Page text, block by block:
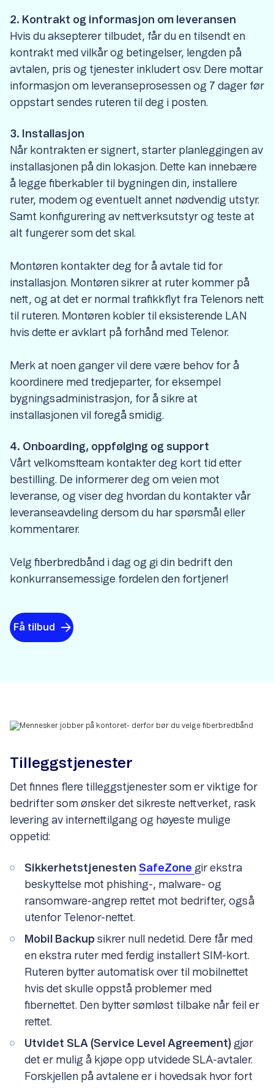
2. Kontrakt og informasjon om leveransen
Hvis du aksepterer tilbudet, får du en tilsendt en
kontrakt med vilkår og betingelser, lengden på
avtalen, pris og tjenester inkludert osv. Dere mottar
informasjon om leveranseprosessen og 7 dager før
oppstart sendes ruteren til deg i posten.
3. Installasjon
Når kontrakten er signert, starter planleggingen av
installasjonen på din lokasjon. Dette kan innebære
å legge fiberkabler til bygningen din, installere
ruter, modem og eventuelt annet nødvendig utstyr.
Samt konfigurering av nettverksutstyr og teste at
alt fungerer som det skal.
Montøren kontakter deg for å avtale tid for
installasjon. Montøren sikrer at ruter kommer på
nett, og at det er normal trafikkflyt fra Telenors nett
til ruteren. Montøren kobler til eksisterende LAN
hvis dette er avklart på forhånd med Telenor.
Merk at noen ganger vil dere være behov for å
koordinere med tredjeparter, for eksempel
bygningsadministrasjon, for å sikre at
installasjonen vil foregå smidig.
4. Onboarding, oppfølging og support
Vårt velkomstteam kontakter deg kort tid etter
bestilling. De informerer deg om veien mot
leveranse, og viser deg hvordan du kontakter vår
leveranseavdeling dersom du har spørsmål eller
kommentarer.
Velg fiberbredbånd i dag og gi din bedrift den
konkurransemessige fordelen den fortjener!
Få tilbud
Tilleggstjenester
Det finnes flere tilleggstjenester som er viktige for
bedrifter som ønsker det sikreste nettverket, rask
levering av internettilgang og høyeste mulige
oppetid:
Sikkerhetstjenesten SafeZone gir ekstra
beskyttelse mot phishing-, malware- og
ransomware-angrep rettet mot bedrifter, også
utenfor Telenor-nettet.
Mobil Backup sikrer null nedetid. Dere får med
en ekstra ruter med ferdig installert SIM-kort.
Ruteren bytter automatisk over til mobilnettet
hvis det skulle oppstå problemer med
fibernettet. Den bytter sømløst tilbake når feil er
rettet.
Utvidet SLA (Service Level Agreement) gjør
det er mulig å kjøpe opp utvidede SLA-avtaler.
Forskjellen på avtalene er i hovedsak hvor fort